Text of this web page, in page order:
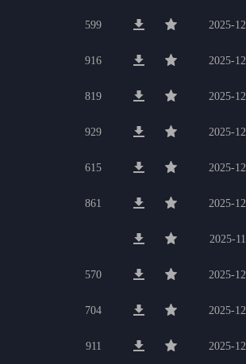
599 2025-
916 2025-
819 2025-
929 2025-
615 2025-
861 2025-
2025-
570 2025-
704 2025-
911 2025-